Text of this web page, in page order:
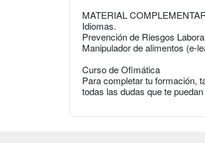
MATERIAL
Idiomas.
Prevención de Riesgos
Manipulador de alimentos (e-
Curso de Ofimática
Para completar tu formación,
todas las dudas que te